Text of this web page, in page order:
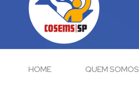
HOME QUEM SOMOS